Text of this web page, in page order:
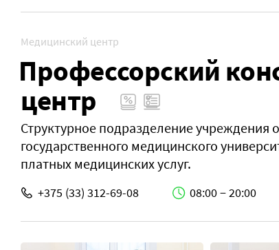
Медицинский центр
Профессорский
центр
Структурное подразделение учреждения
государственного медицинского
платных медицинских услуг.
+375 (33) 312-69-08 08:00 − 20:00